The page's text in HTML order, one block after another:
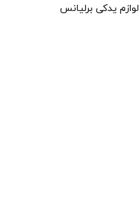
لوازم یدکی برلیانس